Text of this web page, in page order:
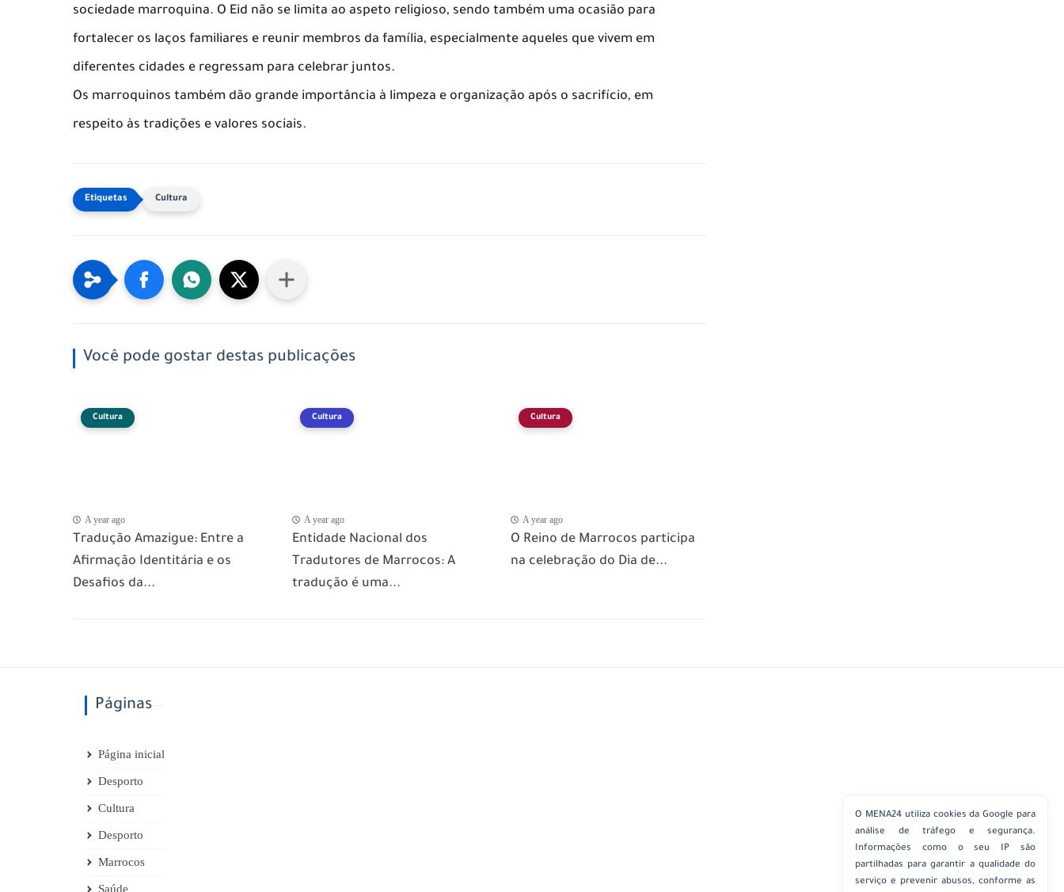
sociedade marroquina. O Eid não se limita ao aspeto religioso, sendo também uma ocasião para
fortalecer os laços familiares e reunir membros da família, especialmente aqueles que vivem em
diferentes cidades e regressam para celebrar juntos.
Os marroquinos também dão grande importância à limpeza e organização após o sacrifício, em
respeito às tradições e valores sociais.
Cultura
Você pode gostar destas publicações
Cultura
A year ago
Tradução Amazigue: Entre a
Afirmação Identitária e os
Desafios da...
Cultura
A year ago
Entidade Nacional dos
Tradutores de Marrocos: A
tradução é uma...
Cultura
A year ago
O Reino de Marrocos participa
na celebração do Dia de...
Páginas
Página inicial
Desporto
Cultura
Desporto
Marrocos
Saúde
O MENA24 utiliza cookies da Google para
análise de tráfego e segurança.
Informações como o seu IP são
partilhadas para garantir a qualidade do
serviço e prevenir abusos, conforme as